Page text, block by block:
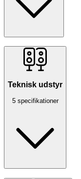
Teknisk udstyr
5 specifikationer